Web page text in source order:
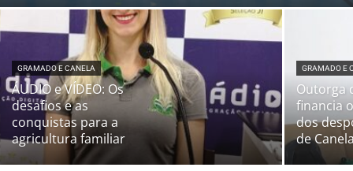
GRAMADO E CANELA
ÁUDIO e VÍDEO: Os
desafios e as
conquistas para a
agricultura familiar
GRAMADO E
Outorga
financia
dos
de